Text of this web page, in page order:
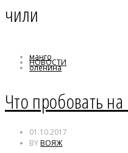
чили
НОВОСТИ
манго
оленина
Что пробовать
01.10.2017
BYВОЯЖ